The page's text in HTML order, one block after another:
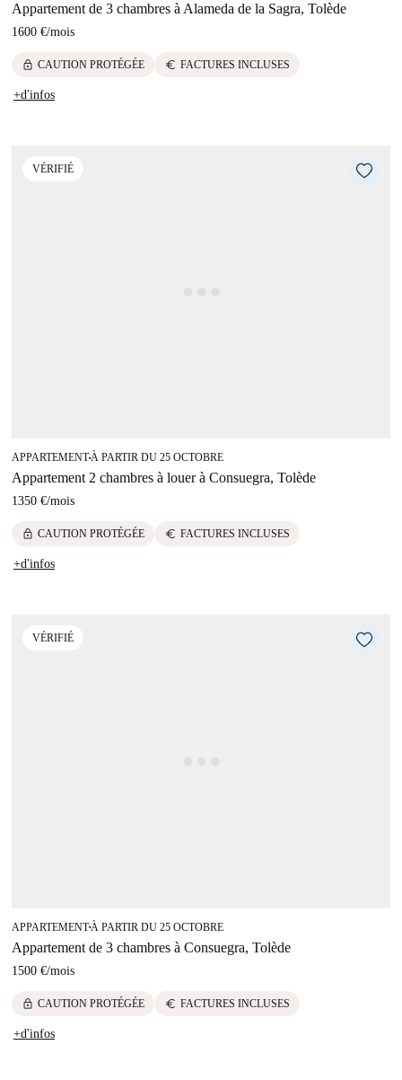
Appartement de 3 chambres à Alameda de la Sagra, Tolède
1600 €/mois
lock CAUTION PROTÉGÉE euro FACTURES INCLUSES
+d'infos
VÉRIFIÉ
APPARTEMENT■À PARTIR DU 25 OCTOBRE
Appartement 2 chambres à louer à Consuegra, Tolède
1350 €/mois
lock CAUTION PROTÉGÉE euro FACTURES INCLUSES
+d'infos
VÉRIFIÉ
APPARTEMENT■À PARTIR DU 25 OCTOBRE
Appartement de 3 chambres à Consuegra, Tolède
1500 €/mois
lock CAUTION PROTÉGÉE euro FACTURES INCLUSES
+d'infos